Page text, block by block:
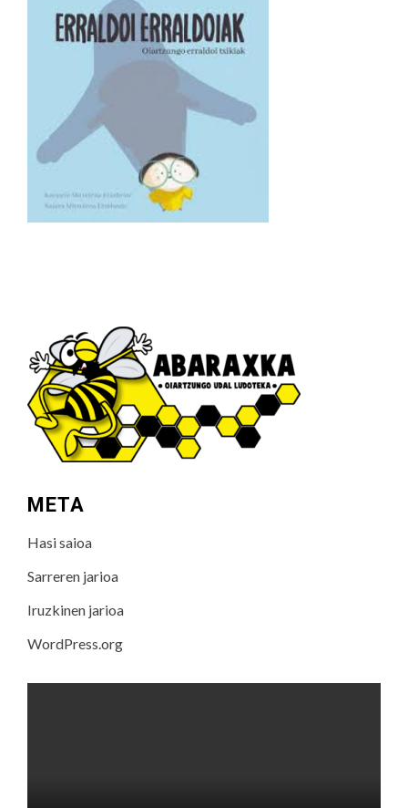
META
Hasi saioa
Sarreren jarioa
Iruzkinen jarioa
WordPress.org